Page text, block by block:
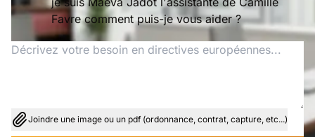
Favre comment puis-je vous aider ?
Joindre une image ou un pdf (ordonnance, contrat, capture, etc...)